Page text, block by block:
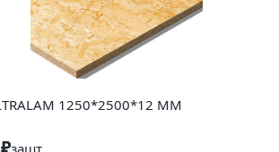
1250*2500*12 ММ